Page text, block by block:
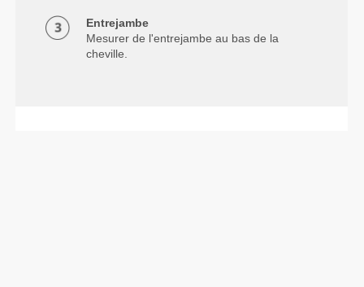
Entrejambe
Mesurer de l'entrejambe au bas de la
cheville.